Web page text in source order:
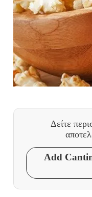
Δείτε
Add